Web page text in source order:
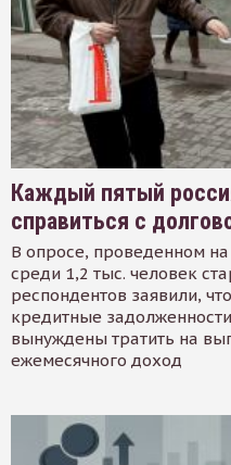
Каждый пятый
справиться с
В опросе, проведенном
среди 1,2 тыс. человек
респондентов заявили,
кредитные
вынуждены тратить на
ежемесячного доход